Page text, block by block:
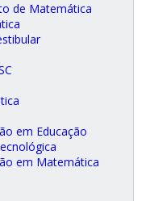
de Matemática
em Educação
em Matemática